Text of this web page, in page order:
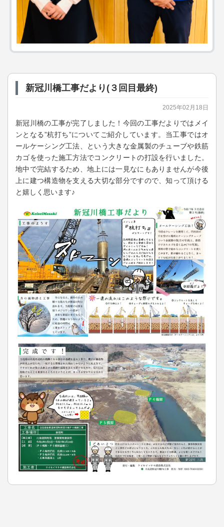
新冠川橋工事だより(３回目最終)
2025年02月18日
新冠川橋の工事が完了しました！今回の工事だよりではメイ
ンとなる”杭打ち”についてご紹介しています。当工事ではオ
ールケーシング工法、という大きな金属製のチューブや鉄筋
カゴを使った施工方法でコンクリートの打設を行いました。
地中で完結するため、地上には一見なにもありませんが今後
上に建つ構造物を支える大切な部分ですので、知って頂ける
と嬉しく思います♪